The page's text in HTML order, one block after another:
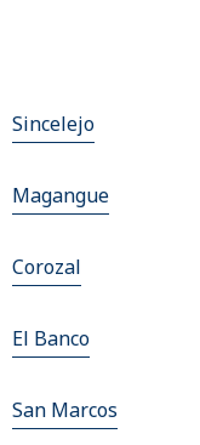
Sincelejo
Magangue
Corozal
El Banco
San Marcos